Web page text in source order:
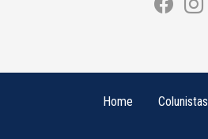
Home Colunistas